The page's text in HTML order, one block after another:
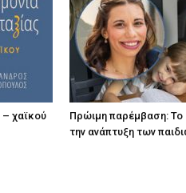
– χαϊκού
Πρώιμη παρέμβαση: Το
την ανάπτυξη των